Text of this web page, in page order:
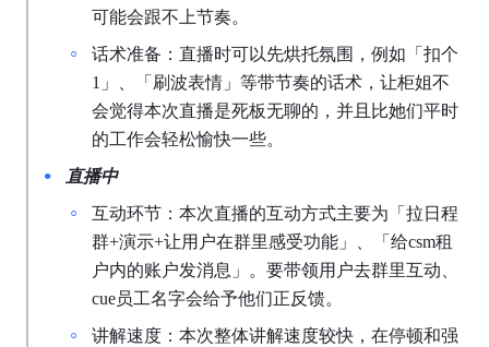
可能会跟不上节奏。
话术准备：直播时可以先烘托氛围，例如「扣个
1」、「刷波表情」等带节奏的话术，让柜姐不
会觉得本次直播是死板无聊的，并且比她们平时
的工作会轻松愉快一些。
直播中
互动环节：本次直播的互动方式主要为「拉日程
群+演示+让用户在群里感受功能」、「给csm租
户内的账户发消息」。要带领用户去群里互动、
cue员工名字会给予他们正反馈。
讲解速度：本次整体讲解速度较快，在停顿和强